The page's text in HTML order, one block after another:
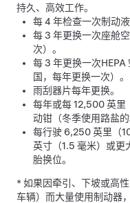
持久、高效工作。
每 4 年检查一次制动
每 3 年更换一次座舱
次）。
每 3 年更换一次
国，每年更换一次）。
雨刮器片每年更换。
每年或每 12,500 英里
动钳（冬季使用路盐的
每行驶 6,250 英里（
英寸（1.5 毫米） 或更
胎换位。
* 如果因牵引、下坡或高
车辆）而大量使用制动器